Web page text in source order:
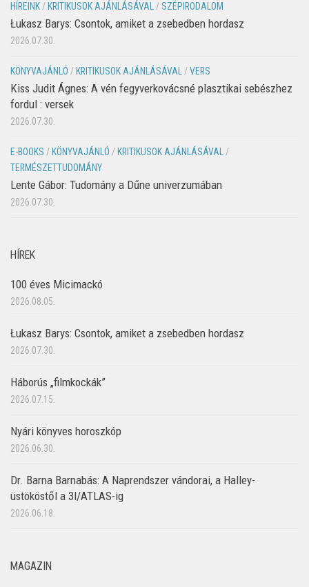
HÍREINK / KRITIKUSOK AJÁNLÁSÁVAL / SZÉPIRODALOM
Łukasz Barys: Csontok, amiket a zsebedben hordasz
2026.07.30.
KÖNYVAJÁNLÓ / KRITIKUSOK AJÁNLÁSÁVAL /VERS
Kiss Judit Ágnes: A vén fegyverkovácsné plasztikai sebészhez
fordul : versek
2026.07.30.
E-BOOKS / KÖNYVAJÁNLÓ / KRITIKUSOK AJÁNLÁSÁVAL
/
TERMÉSZETTUDOMÁNY
Lente Gábor: Tudomány a Dűne univerzumában
2026.07.30.
HÍREK
100 éves Micimackó
2026.08.05.
Łukasz Barys: Csontok, amiket a zsebedben hordasz
2026.07.30.
Háborús „filmkockák”
2026.07.15.
Nyári könyves horoszkóp
2026.06.30.
Dr. Barna Barnabás: A Naprendszer vándorai, a Halley-
üstököstől a 3I/ATLAS-ig
2026.06.18.
MAGAZIN